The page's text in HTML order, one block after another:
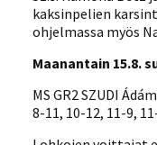
kaksinpelien
ohjelmassa myös
Maanantain 15.8.
MS GR2 SZUDI
8-11, 10-12, 11-9,